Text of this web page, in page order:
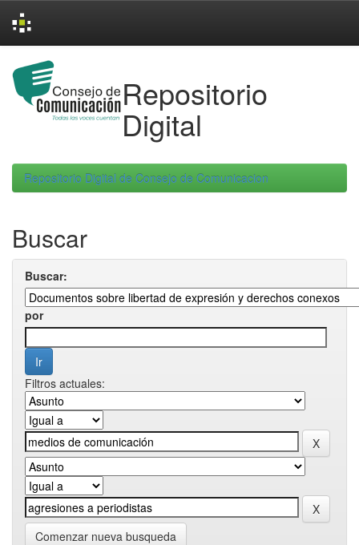
navigation
Repositorio
Digital
Repositorio Digital de Consejo de Comunicacion
Buscar
Buscar:
por
Filtros actuales:
Comenzar nueva busqueda